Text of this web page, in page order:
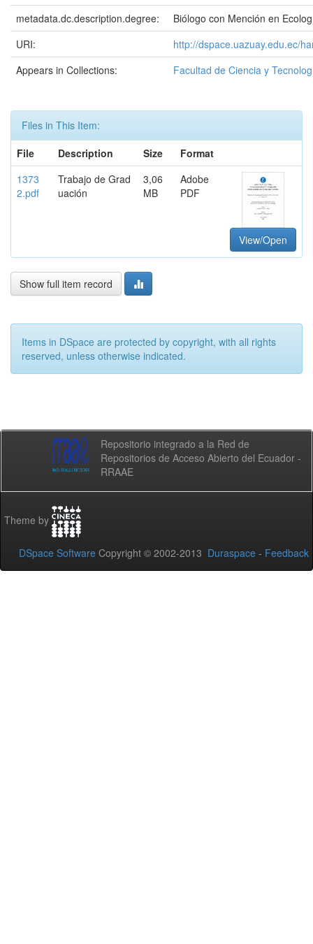
metadata.dc.description.degree:
Biólogo con Mención en
URI:
http://dspace.uazuay.edu.ec/
Appears in Collections:
Facultad de Ciencia y
Files in This Item:
File
Description Size
Format
1373
2.pdf
Trabajo de Grad
uación
3,06
MB
Adobe
PDF
View/Open
Show full item record
Items in DSpace are protected by copyright, with all rights
reserved, unless otherwise indicated.
Repositorio integrado a la Red de
Repositorios de Acceso Abierto del Ecuador -
RRAAE
Theme by
DSpace Software Copyright © 2002-2013 Duraspace - Feedback